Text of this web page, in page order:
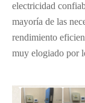
electricidad
mayoría de las
rendimiento
muy elogiado por